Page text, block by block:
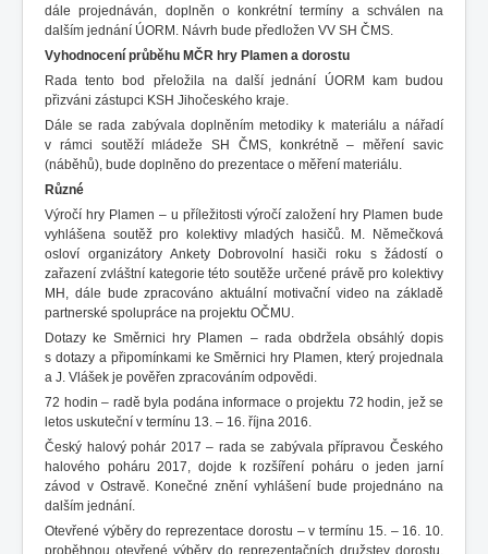
dále projednáván, doplněn o konkrétní termíny a schválen na
dalším jednání ÚORM. Návrh bude předložen VV SH ČMS.
Vyhodnocení průběhu MČR hry Plamen a dorostu
Rada tento bod přeložila na další jednání ÚORM kam budou
přizváni zástupci KSH Jihočeského kraje.
Dále se rada zabývala doplněním metodiky k materiálu a nářadí
v rámci soutěží mládeže SH ČMS, konkrétně – měření savic
(náběhů), bude doplněno do prezentace o měření materiálu.
Různé
Výročí hry Plamen – u příležitosti výročí založení hry Plamen bude
vyhlášena soutěž pro kolektivy mladých hasičů. M. Němečková
osloví organizátory Ankety Dobrovolní hasiči roku s žádostí o
zařazení zvláštní kategorie této soutěže určené právě pro kolektivy
MH, dále bude zpracováno aktuální motivační video na základě
partnerské spolupráce na projektu OČMU.
Dotazy ke Směrnici hry Plamen – rada obdržela obsáhlý dopis
s dotazy a připomínkami ke Směrnici hry Plamen, který projednala
a J. Vlášek je pověřen zpracováním odpovědi.
72 hodin – radě byla podána informace o projektu 72 hodin, jež se
letos uskuteční v termínu 13. – 16. října 2016.
Český halový pohár 2017 – rada se zabývala přípravou Českého
halového poháru 2017, dojde k rozšíření poháru o jeden jarní
závod v Ostravě. Konečné znění vyhlášení bude projednáno na
dalším jednání.
Otevřené výběry do reprezentace dorostu – v termínu 15. – 16. 10.
proběhnou otevřené výběry do reprezentačních družstev dorostu,